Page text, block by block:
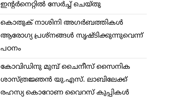
ഇന്റര്‍നെറ്റില്‍ സേര്‍ച്ച് ചെയ്തു
കൊതുക് നാശിനി അഗര്‍ബത്തികള്‍
ആരോഗ്യ പ്രശ്നങ്ങള്‍ സൃഷ്ടിക്കുന്നുവെന്ന്
പഠനം
കോവിഡിനു മുമ്പ് ചൈനീസ് സൈനിക
ശാസ്ത്രജ്ഞന്‍ യു.എസ്. ലാബിലേക്ക്
രഹസ്യ കൊറോണ വൈറസ് കുപ്പികള്‍